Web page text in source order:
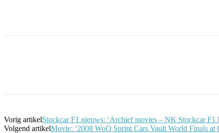
Vorig artikelStockcar F1 nieuws: ‘Archief movies – NK Stockcar F1
Volgend artikelMovie: ‘2008 WoO Sprint Cars Vault World Finals at